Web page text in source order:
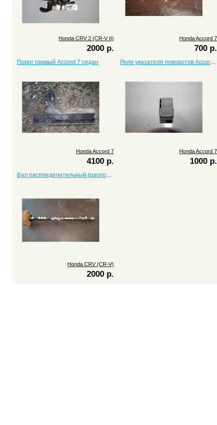
Honda CRV 2 (CR-V II)
2000 р.
Honda Accord 7
700 р.
Порог правый Accord 7 седан
Honda Accord 7
4100 р.
Реле указателя поворотов Accord 7
Honda Accord 7
1000 р.
Вал распределительный (распредвал) CRV (CR-V) с двигателем B20B
Honda CRV (CR-V)
2000 р.